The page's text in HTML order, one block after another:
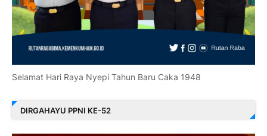
Selamat Hari Raya Nyepi Tahun Baru Caka 1948
DIRGAHAYU PPNI KE-52